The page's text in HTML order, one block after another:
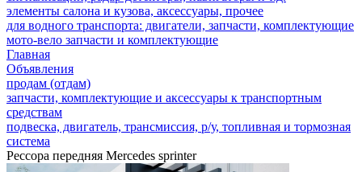
элементы салона и кузова, аксессуары, прочее
для водного транспорта: двигатели, запчасти, комплектующие
мото-вело запчасти и комплектующие
Главная
Объявления
продам (отдам)
запчасти, комплектующие и аксессуары к транспортным
средствам
подвеска, двигатель, трансмиссия, р/у, топливная и тормозная
система
Рессора передняя Mercedes sprinter